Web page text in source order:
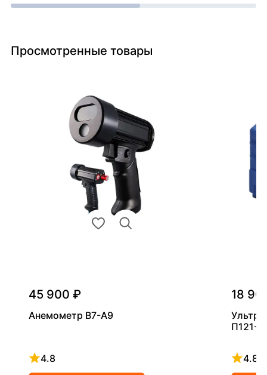
Просмотренные товары
45 900 ₽
Анемометр В7-А9
4.8
Рейтинг 4.8 из 5
18
П121-
4.8